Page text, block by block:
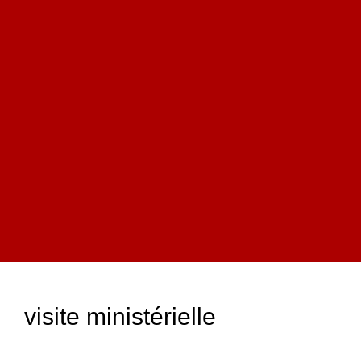
visite ministérielle